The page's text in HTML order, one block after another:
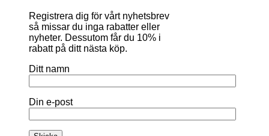
Registrera dig för vårt nyhetsbrev
så missar du inga rabatter eller
nyheter. Dessutom får du 10% i
rabatt på ditt nästa köp.
Ditt namn
Din e-post